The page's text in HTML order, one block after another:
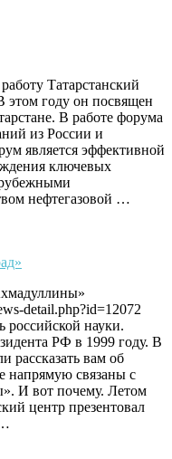
Татарстанский
этом году он посвящен
В работе форума
из России и
является эффективной
ключевых
нефтегазовой …
detail.php?id=12072
российской науки.
РФ в 1999 году. В
рассказать вам об
напрямую связаны с
И вот почему. Летом
центр презентовал